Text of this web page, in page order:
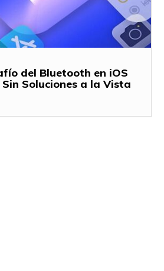
del Bluetooth en iOS
Sin Soluciones a la Vista